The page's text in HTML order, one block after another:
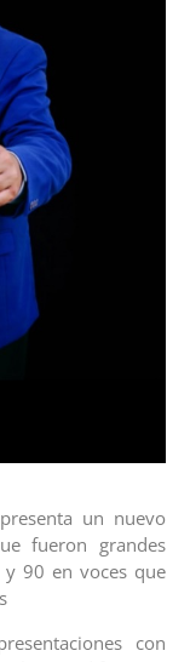
un nuevo
fueron grandes
90 en voces que
con